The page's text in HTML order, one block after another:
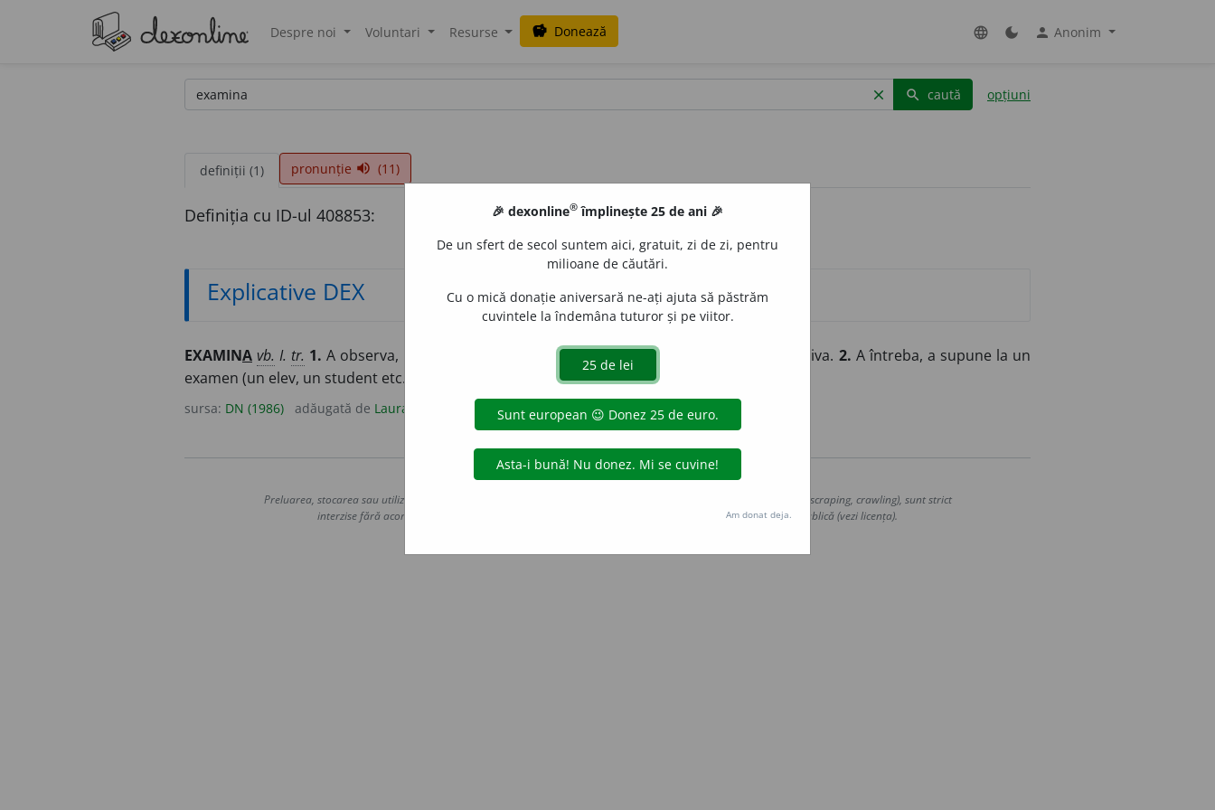
Despre noi Voluntari Resurse savings Donează language dark_mode person Anonim
clear search caută opțiuni
definiții (1) pronunție volume_up (11)
Definiția cu ID-ul 408853:
Explicative DEX
EXAMINA vb. I. tr. 1. A observa, a cerceta, a privi atent ceva. ♦ A cerceta starea sănătății cuiva. 2. A întreba, a supune la un
examen (un elev, un student etc.). [
examiner,cf.lat.examinare
sursa: DN (1986) adăugată de LauraGellner acțiuni
Copyright © 2004-2026 dexonline (https://dexonline.ro)
Preluarea, stocarea sau utilizarea datelor de pe acest site, inclusiv prin orice metode de extragere automată (web scraping, crawling), sunt strict
interzise fără acordul nostru prealabil scris, cu excepția seturilor de date oferite oficial spre utilizare publică (vezi licența).
🎉 dexonline® împlinește 25 de ani 🎉
De un sfert de secol suntem aici, gratuit, zi de zi, pentru
milioane de căutări.
Cu o mică donație aniversară ne-ați ajuta să păstrăm
cuvintele la îndemâna tuturor și pe viitor.
Am donat deja.